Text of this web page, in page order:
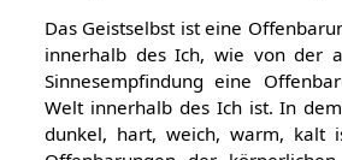
Das Geistselbst ist eine
innerhalb des Ich, wie von der
Sinnesempfindung eine
Welt innerhalb des Ich ist. In